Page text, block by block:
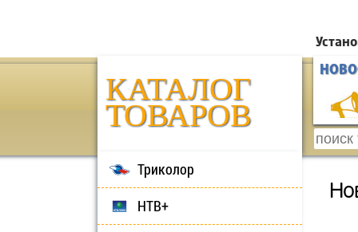
КАТАЛОГ
ТОВАРОВ
Триколор
НТВ+